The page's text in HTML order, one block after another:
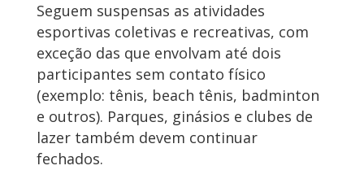
Seguem suspensas as atividades
esportivas coletivas e recreativas, com
exceção das que envolvam até dois
participantes sem contato físico
(exemplo: tênis, beach tênis, badminton
e outros). Parques, ginásios e clubes de
lazer também devem continuar
fechados.